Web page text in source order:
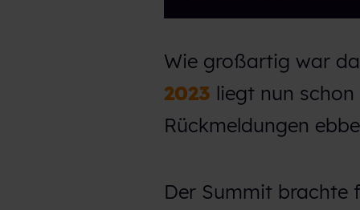
Wie großartig war
2023 liegt nun
Rückmeldungen
Der Summit brachte